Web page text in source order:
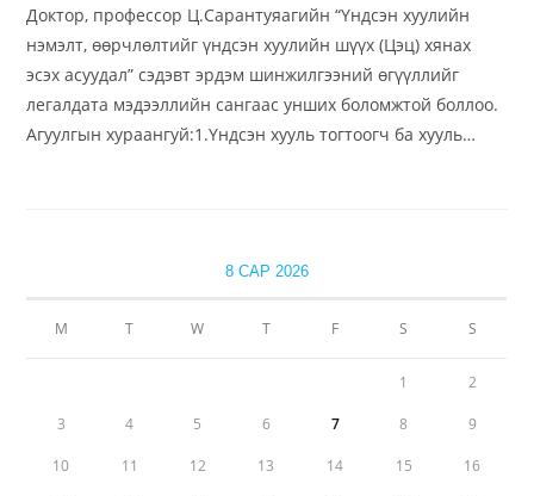
Доктор, профессор Ц.Сарантуяагийн “Үндсэн хуулийн
нэмэлт, өөрчлөлтийг үндсэн хуулийн шүүх (Цэц) хянах
эсэх асуудал” сэдэвт эрдэм шинжилгээний өгүүллийг
легалдата мэдээллийн сангаас унших боломжтой боллоо.
Агуулгын хураангуй:1.Үндсэн хууль тогтоогч ба хууль…
8 САР 2026
М Т W Т F S S
1 2
3 4 5 6 7 8 9
10 11 12 13 14 15 16